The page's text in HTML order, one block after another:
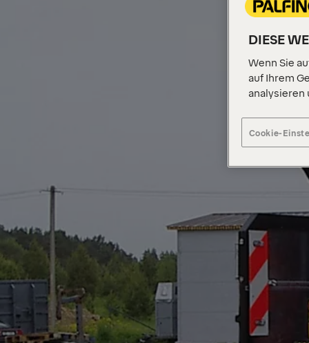
DIESE
Wenn Sie
auf Ihrem
analysieren
Cookie-